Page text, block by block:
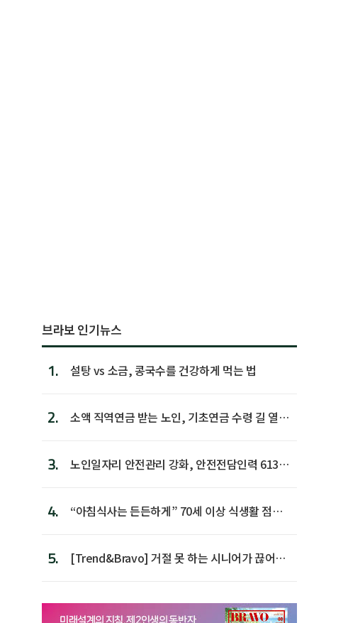
브라보 인기뉴스
1. 설탕 vs 소금, 콩국수를 건강하게 먹는 법
2.
소액 직역연금 받는 노인, 기초연금 수령 길 열린
3.
노인일자리 안전관리 강화, 안전전담인력 613명
4.
“아침식사는 든든하게” 70세 이상 식생활 점수
5.
[Trend&Bravo] 거절 못 하는 시니어가 끊어야